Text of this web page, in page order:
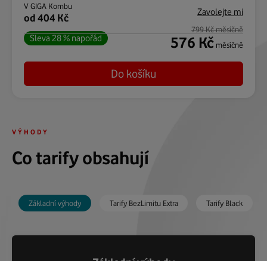
V GIGA Kombu
od 404 Kč Zavolejte mi
Sleva 28 % napořád
799 Kč měsíčně
576 Kč měsíčně
Do košíku
VÝHODY
Co tarify obsahují
Základní výhody Tarify BezLimitu Extra Tarify Black
Tarify Black